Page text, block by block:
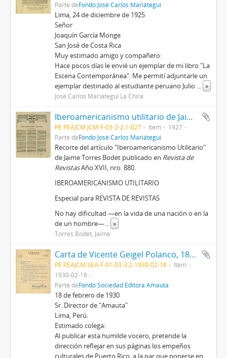
Parte deFondo José Carlos Mariátegui
Lima, 24 de diciembre de 1925
Señor
Joaquín García Monge
San José de Costa Rica
Muy estimado amigo y compañero:
Hace pocos días le envié un ejemplar de mi libro "La
Escena Contemporánea". Me permití adjuntarle un
ejemplar destinado al estudiante peruano Julio ... »
José Carlos Mariátegui La Chira
Iberoamericanismo utilitario de Jaime Torres Bodet [Recorte de Prensa]
PE PEAJCM JCM-F-03-2-2.1-027 Item
1927
Parte deFondo José Carlos Mariátegui
Recorte del artículo "Iberoamericanismo Utilitario"
de Jaime Torres Bodet publicado en Revista de
RevistasAño XVII, nro. 880.
IBEROAMERICANISMO UTILITARIO
Especial para REVISTA DE REVISTAS
No hay dificultad —en la vida de una nación o en la
de un hombre—... »
Torres Bodet, Jaime
Carta de Vicente Geigel Polanco, 18/2/1930
PE PEAJCM SEA-F-01-03-3.2-1930-02-18
Item
1930-02-18
Parte deFondo Sociedad Editora Amauta
18 de febrero de 1930
Sr. Director de "Amauta"
Lima, Perú.
Estimado colega:
Al publicar esta humilde vocero, pretende la
dirección reflejar en sus páginas los empeños
culturales de Puerto Rico, a la par que ponerse en